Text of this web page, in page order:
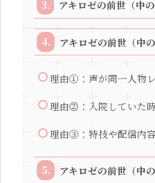
アキロゼの前世（中
アキロゼの前世（中
理由①：声が同一人物
理由⓶：入院していた
理由③：特技や配信内
アキロゼの前世（中